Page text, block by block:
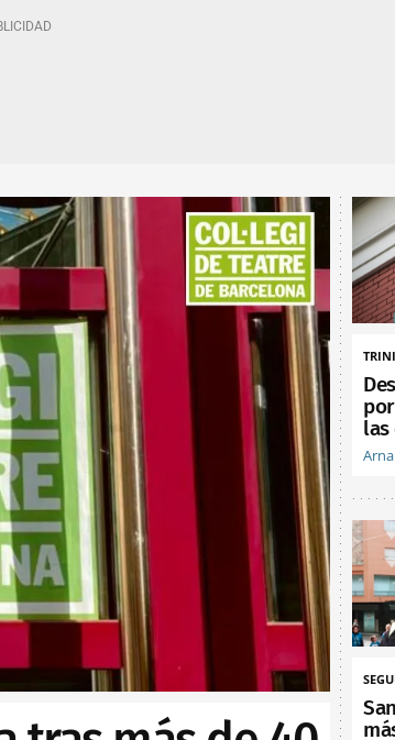
las